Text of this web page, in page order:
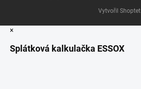
Vytvořil Shoptet
×
Splátková kalkulačka ESSOX